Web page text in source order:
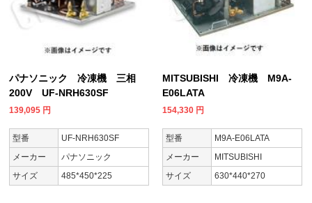
パナソニック 冷凍機 三相
200V UF-NRH630SF
139,095 円
型番
UF-NRH630SF
メーカー
パナソニック
サイズ
485*450*225
MITSUBISHI 冷凍機 M9A-
E06LATA
154,330 円
型番
M9A-E06LATA
メーカー
MITSUBISHI
サイズ
630*440*270